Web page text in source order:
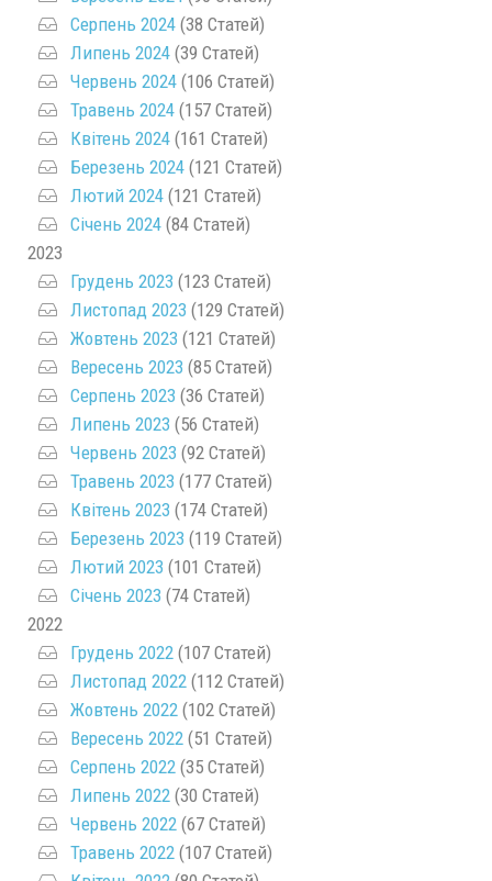
Серпень 2024 (38 Статей)
Липень 2024 (39 Статей)
Червень 2024 (106 Статей)
Травень 2024 (157 Статей)
Квітень 2024 (161 Статей)
Березень 2024 (121 Статей)
Лютий 2024 (121 Статей)
Січень 2024 (84 Статей)
2023
Грудень 2023 (123 Статей)
Листопад 2023 (129 Статей)
Жовтень 2023 (121 Статей)
Вересень 2023 (85 Статей)
Серпень 2023 (36 Статей)
Липень 2023 (56 Статей)
Червень 2023 (92 Статей)
Травень 2023 (177 Статей)
Квітень 2023 (174 Статей)
Березень 2023 (119 Статей)
Лютий 2023 (101 Статей)
Січень 2023 (74 Статей)
2022
Грудень 2022 (107 Статей)
Листопад 2022 (112 Статей)
Жовтень 2022 (102 Статей)
Вересень 2022 (51 Статей)
Серпень 2022 (35 Статей)
Липень 2022 (30 Статей)
Червень 2022 (67 Статей)
Травень 2022 (107 Статей)